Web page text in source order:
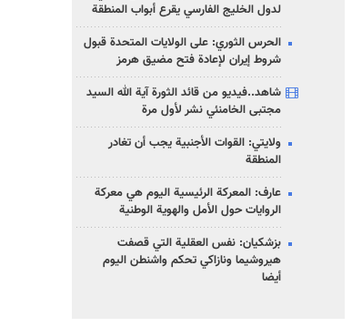
لدول الخليج الفارسي يقرع أبواب المنطقة
الحرس الثوري: على الولايات المتحدة قبول
شروط إيران لإعادة فتح مضيق هرمز
شاهد..فيديو من قائد الثورة آية الله السيد
مجتبى الخامنئي نشر لأول مرة
ولايتي: القوات الأجنبية يجب أن تغادر
المنطقة
عارف: المعركة الرئيسية اليوم هي معركة
الروايات حول الأمل والهوية الوطنية
بزشكيان: نفس العقلية التي قصفت
هيروشيما ونازاكي تحكم واشنطن اليوم
أيضا